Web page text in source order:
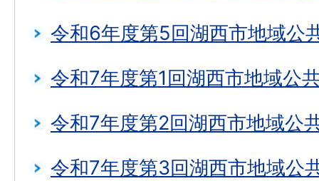
令和6年度第5回湖西市地域公
令和7年度第1回湖西市地域公
令和7年度第2回湖西市地域公
令和7年度第3回湖西市地域公